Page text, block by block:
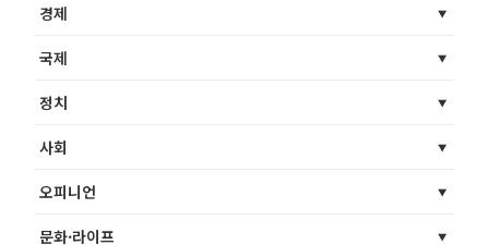
경제
국제
정치
사회
오피니언
문화·라이프